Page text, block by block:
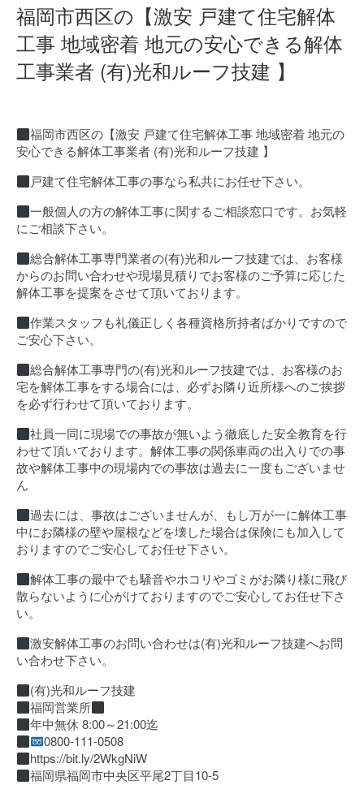
福岡市西区の【激安 戸建て住宅解体
工事 地域密着 地元の安心できる解体
工事業者 (有)光和ルーフ技建 】
福岡市西区の【激安 戸建て住宅解体工事 地域密着 地元の
安心できる解体工事業者 (有)光和ルーフ技建 】
戸建て住宅解体工事の事なら私共にお任せ下さい。
一般個人の方の解体工事に関するご相談窓口です。お気軽
にご相談下さい。
総合解体工事専門業者の(有)光和ルーフ技建では、お客様
からのお問い合わせや現場見積りでお客様のご予算に応じた
解体工事を提案をさせて頂いております。
作業スタッフも礼儀正しく各種資格所持者ばかりですので
ご安心下さい。
総合解体工事専門の(有)光和ルーフ技建では、お客様のお
宅を解体工事をする場合には、必ずお隣り近所様へのご挨拶
を必ず行わせて頂いております。
社員一同に現場での事故が無いよう徹底した安全教育を行
わせて頂いております。解体工事の関係車両の出入りでの事
故や解体工事中の現場内での事故は過去に一度もございませ
ん
過去には、事故はございませんが、もし万が一に解体工事
中にお隣様の壁や屋根などを壊した場合は保険にも加入して
おりますのでご安心してお任せ下さい。
解体工事の最中でも騒音やホコリやゴミがお隣り様に飛び
散らないように心がけておりますのでご安心してお任せ下さ
い。
激安解体工事のお問い合わせは(有)光和ルーフ技建へお問
い合わせ下さい。
(有)光和ルーフ技建
福岡営業所
年中無休 8:00～21:00迄
0800-111-0508
https://bit.ly/2WkgNiW
福岡県福岡市中央区平尾2丁目10-5